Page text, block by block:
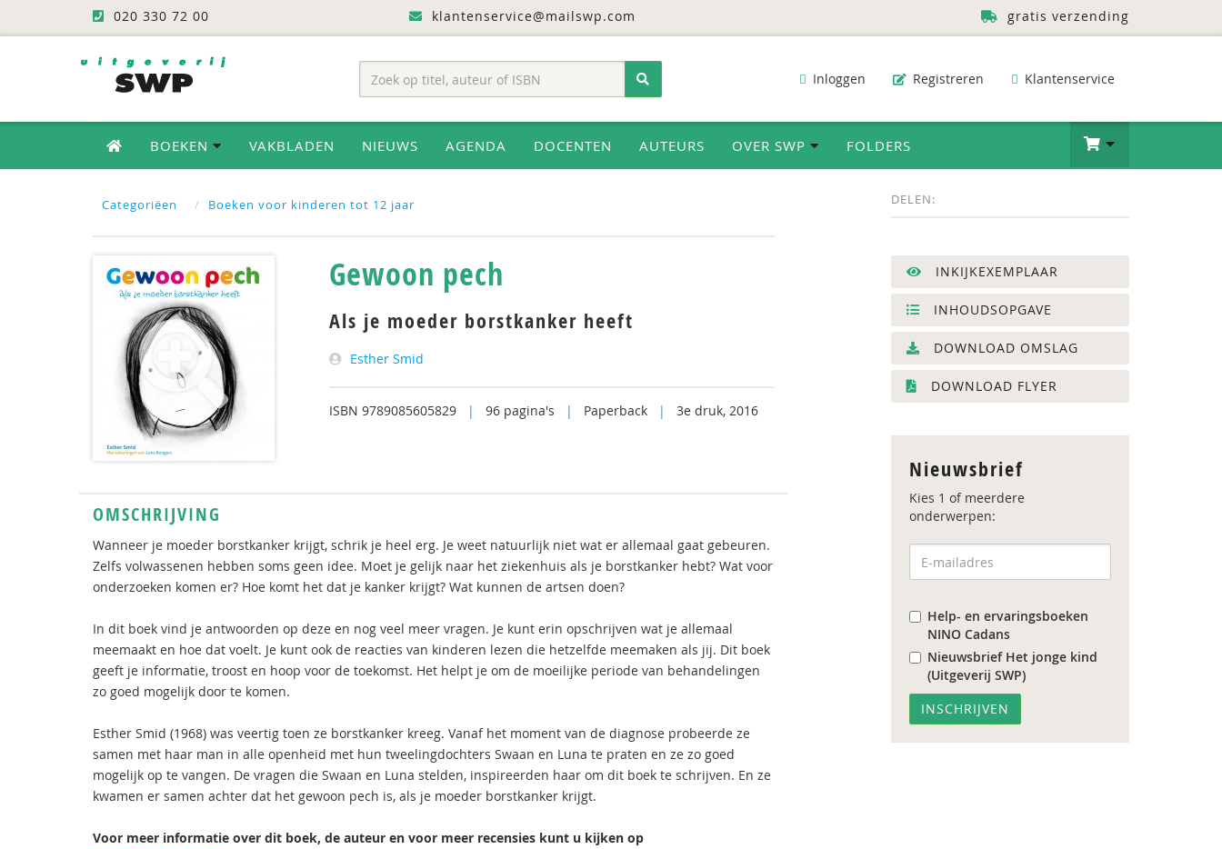
020 330 72 00 klantenservice@mailswp.com gratis verzending
Inloggen Registreren Klantenservice
BOEKEN VAKBLADEN NIEUWS AGENDA DOCENTEN AUTEURS OVER SWP FOLDERS
Categoriëen Boeken voor kinderen tot 12 jaar DELEN:
Gewoon pech
Als je moeder borstkanker heeft
Esther Smid
ISBN 9789085605829 | 96 pagina's | Paperback | 3e druk, 2016
OMSCHRIJVING
Wanneer je moeder borstkanker krijgt, schrik je heel erg. Je weet natuurlijk niet wat er allemaal gaat gebeuren.
Zelfs volwassenen hebben soms geen idee. Moet je gelijk naar het ziekenhuis als je borstkanker hebt? Wat voor
onderzoeken komen er? Hoe komt het dat je kanker krijgt? Wat kunnen de artsen doen?
In dit boek vind je antwoorden op deze en nog veel meer vragen. Je kunt erin opschrijven wat je allemaal
meemaakt en hoe dat voelt. Je kunt ook de reacties van kinderen lezen die hetzelfde meemaken als jij. Dit boek
geeft je informatie, troost en hoop voor de toekomst. Het helpt je om de moeilijke periode van behandelingen
zo goed mogelijk door te komen.
Esther Smid (1968) was veertig toen ze borstkanker kreeg. Vanaf het moment van de diagnose probeerde ze
samen met haar man in alle openheid met hun tweelingdochters Swaan en Luna te praten en ze zo goed
mogelijk op te vangen. De vragen die Swaan en Luna stelden, inspireerden haar om dit boek te schrijven. En ze
kwamen er samen achter dat het gewoon pech is, als je moeder borstkanker krijgt.
Voor meer informatie over dit boek, de auteur en voor meer recensies kunt u kijken op
INKIJKEXEMPLAAR
INHOUDSOPGAVE
DOWNLOAD OMSLAG
DOWNLOAD FLYER
Nieuwsbrief
Kies 1 of meerdere
onderwerpen:
Help- en ervaringsboeken
NINO Cadans
Nieuwsbrief Het jonge kind
(Uitgeverij SWP)